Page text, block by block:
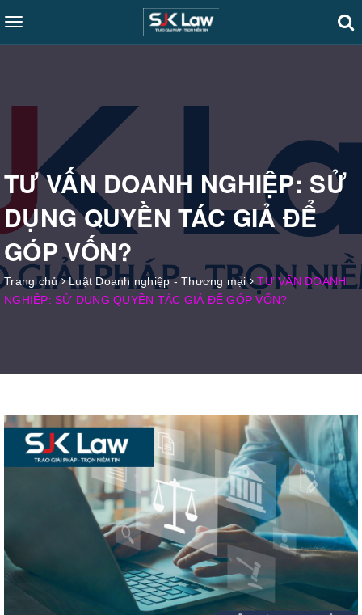
Toggle
navigation
TƯ VẤN DOANH NGHIỆP: SỬ
DỤNG QUYỀN TÁC GIẢ ĐỂ
GÓP VỐN?
Trang chủ Luật Doanh nghiệp - Thương mại
TƯ VẤN DOANH
NGHIỆP: SỬ DỤNG QUYỀN TÁC GIẢ ĐỂ GÓP VỐN?